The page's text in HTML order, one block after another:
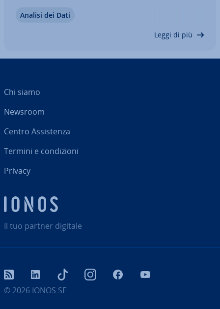
uti­liz­za­ti, su quali parole chiave sono state inserite
Analisi dei Dati
Leggi di più
Il tuo partner digitale
Chi siamo
Newsroom
Centro As­si­sten­za
Termini e con­di­zio­ni
Privacy
© 2026 IONOS SE
RSS LinkedIn tiktok InstagramFacebook